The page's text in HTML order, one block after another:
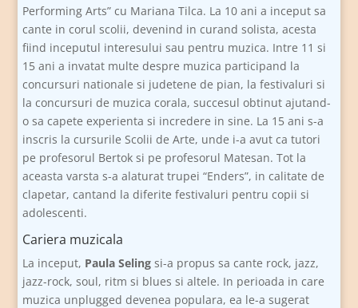
Performing Arts” cu Mariana Tilca. La 10 ani a inceput sa
cante in corul scolii, devenind in curand solista, acesta
fiind inceputul interesului sau pentru muzica. Intre 11 si
15 ani a invatat multe despre muzica participand la
concursuri nationale si judetene de pian, la festivaluri si
la concursuri de muzica corala, succesul obtinut ajutand-
o sa capete experienta si incredere in sine. La 15 ani s-a
inscris la cursurile Scolii de Arte, unde i-a avut ca tutori
pe profesorul Bertok si pe profesorul Matesan. Tot la
aceasta varsta s-a alaturat trupei “Enders”, in calitate de
clapetar, cantand la diferite festivaluri pentru copii si
adolescenti.
Cariera muzicala
La inceput, Paula Seling si-a propus sa cante rock, jazz,
jazz-rock, soul, ritm si blues si altele. In perioada in care
muzica unplugged devenea populara, ea le-a sugerat